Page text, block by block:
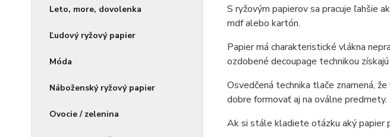
Leto, more, dovolenka
Ľudový ryžový papier
Móda
Náboženský ryžový papier
Ovocie / zelenina
S ryžovým papierov sa pracuje ľahšie
mdf alebo kartón.
Papier má charakteristické vlákna
ozdobené decoupage technikou
Osvedčená technika tlače znamená,
dobre formovať aj na oválne predmety.
Ak si stále kladiete otázku aký papier